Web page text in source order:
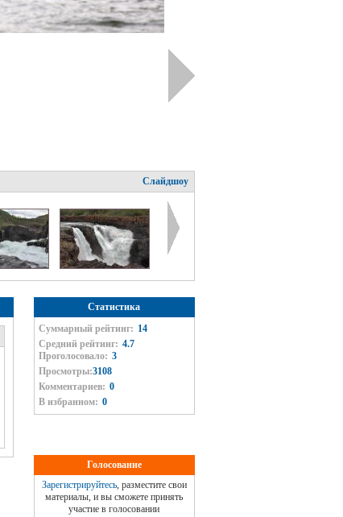
Слайдшоу
Статистика
Суммарный рейтинг: 14
Средний рейтинг: 4.7
Проголосовало: 3
Просмотры:3108
Комментариев: 0
В избранном: 0
Голосование
Зарегистрируйтесь, разместите свои
материалы, и вы сможете принять
участие в голосовании